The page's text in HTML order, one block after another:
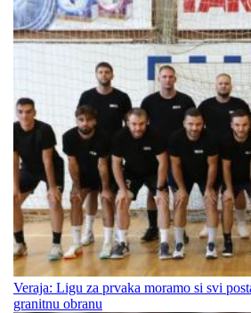
Veraja: Ligu za prvaka moramo si svi
granitnu obranu